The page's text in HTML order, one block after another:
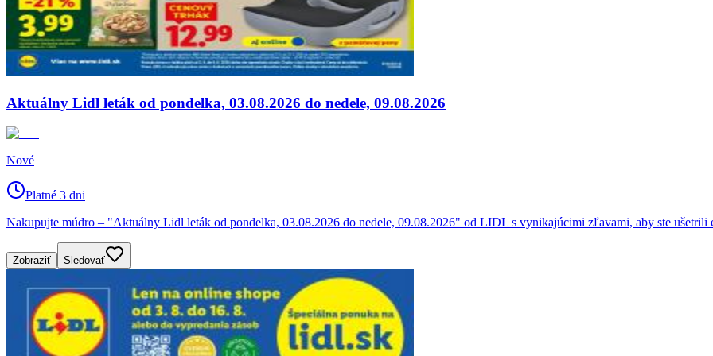
Aktuálny Lidl leták od pondelka, 03.08.2026 do nedele, 09.08.2026
Nové
Platné 3 dni
Nakupujte múdro – "Aktuálny Lidl leták od pondelka, 03.08.2026 do nedele, 09.08.2026" od LIDL s vynikajúcimi zľavami, aby ste ušetrili
Zobraziť Sledovať